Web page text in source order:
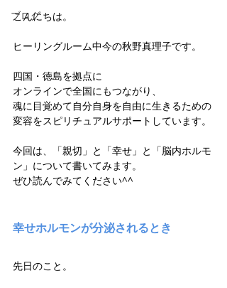
ブログ
こんにちは。
ヒーリングルーム中今の秋野真理子です。
四国・徳島を拠点に
オンラインで全国にもつながり、
魂に目覚めて自分自身を自由に生きるための
変容をスピリチュアルサポートしています。
今回は、「親切」と「幸せ」と「脳内ホルモ
ン」について書いてみます。
ぜひ読んでみてください^^
幸せホルモンが分泌されるとき
先日のこと。